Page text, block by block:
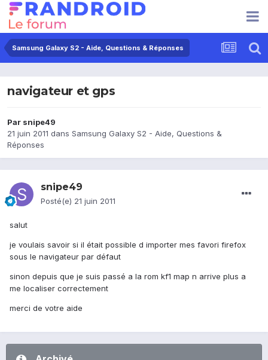
Samsung Galaxy S2 - Aide, Questions & Réponses
navigateur et gps
Par snipe49
21 juin 2011 dans Samsung Galaxy S2 - Aide, Questions &
Réponses
snipe49
Posté(e) 21 juin 2011
salut
je voulais savoir si il était possible d importer mes favori firefox
sous le navigateur par défaut
sinon depuis que je suis passé a la rom kf1 map n arrive plus a
me localiser correctement
merci de votre aide